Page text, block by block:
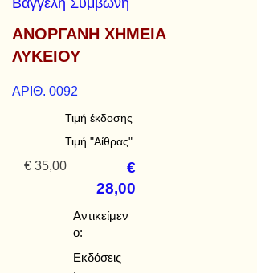
Βαγγέλη Συμβώνη
ΑΝΟΡΓΑΝΗ ΧΗΜΕΙΑ
ΛΥΚΕΙΟΥ
ΑΡΙΘ. 0092
Τιμή έκδοσης
Τιμή "Αίθρας"
€ 35,00
€
28,00
Αντικείμεν
ο:
Εκδόσεις